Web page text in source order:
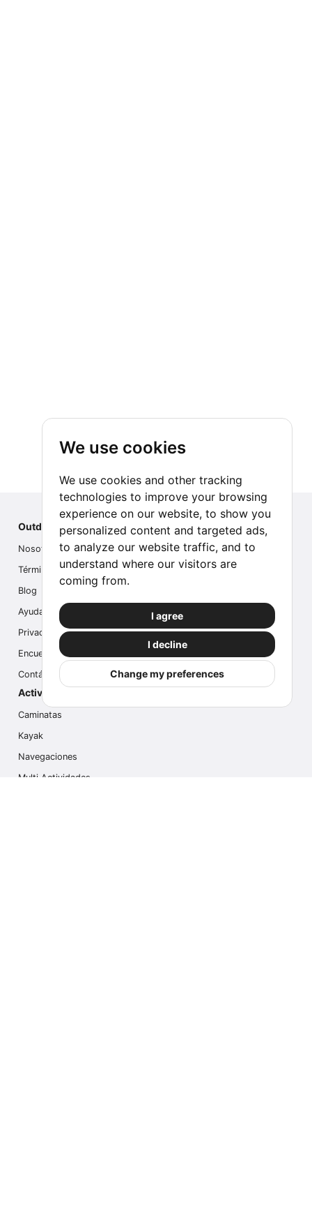
We use cookies
We use cookies and other tracking
technologies to improve your browsing
experience on our website, to show you
personalized content and targeted ads,
to analyze our website traffic, and to
understand where our visitors are
coming from.
I agree
I decline
Change my preferences
Outdoor Index
Nosotros
Términos
Blog
Ayuda
Privacidad
Encuesta
Contáctanos
Actividades populares
Caminatas
Kayak
Navegaciones
Multi Actividades